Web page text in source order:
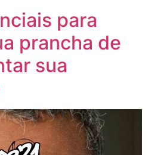
para
prancha de
sua